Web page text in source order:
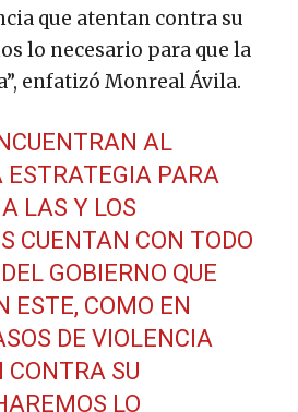
que atentan contra su
lo necesario para que la
enfatizó Monreal Ávila.
AL
ESTRATEGIA PARA
LAS Y LOS
CUENTAN CON TODO
GOBIERNO QUE
ESTE, COMO EN
DE VIOLENCIA
CONTRA SU
LO